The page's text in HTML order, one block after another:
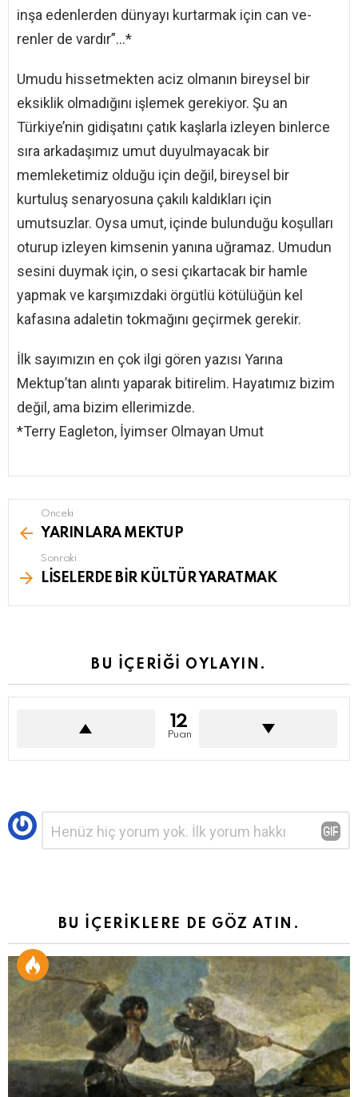
inşa edenlerden dünyayı kurtarmak için can ve-
renler de vardır”…*
Umudu hissetmekten aciz olmanın bireysel bir
eksiklik olmadığını işlemek gerekiyor. Şu an
Türkiye’nin gidişatını çatık kaşlarla izleyen binlerce
sıra arkadaşımız umut duyulmayacak bir
memleketimiz olduğu için değil, bireysel bir
kurtuluş senaryosuna çakılı kaldıkları için
umutsuzlar. Oysa umut, içinde bulunduğu koşulları
oturup izleyen kimsenin yanına uğramaz. Umudun
sesini duymak için, o sesi çıkartacak bir hamle
yapmak ve karşımızdaki örgütlü kötülüğün kel
kafasına adaletin tokmağını geçirmek gerekir.
İlk sayımızın en çok ilgi gören yazısı Yarına
Mektup’tan alıntı yaparak bitirelim. Hayatımız bizim
değil, ama bizim ellerimizde.
*Terry Eagleton, İyimser Olmayan Umut
more
Önceki
YARINLARA MEKTUP
Sonraki
LİSELERDE BİR KÜLTÜR YARATMAK
BU İÇERİĞİ OYLAYIN.
12
Puan
Bir
yanıt
yazın
BU İÇERİKLERE DE GÖZ ATIN.